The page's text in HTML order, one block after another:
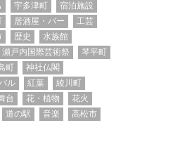
宇多津町
宿泊施設
居酒屋・バー
工芸
歴史
水族館
瀬戸内国際芸術祭
琴平町
町
神社仏閣
ル
紅葉
綾川町
台 花・植物
花火
道の駅 音楽 高松市